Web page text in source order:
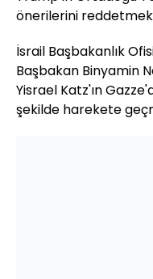
önerilerini
İsrail Başbakanlık
Başbakan Binyamin
Yisrael Katz'ın
şekilde harekete